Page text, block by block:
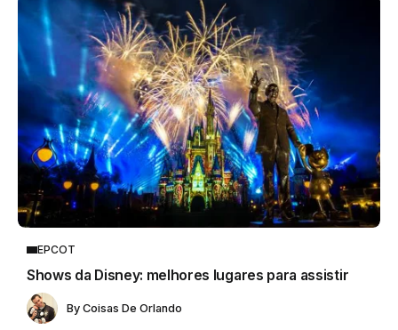
EPCOT
Shows da Disney: melhores lugares para assistir
By Coisas De Orlando